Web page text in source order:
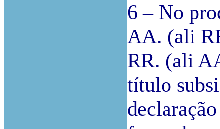
6 – No
AA. (ali
RR. (ali
título